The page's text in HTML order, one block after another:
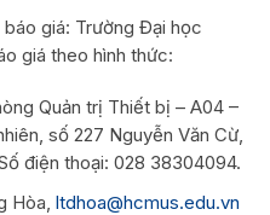
giá: Trường Đại học
giá theo hình thức:
Quản trị Thiết bị – A04 –
số 227 Nguyễn Văn Cừ,
điện thoại: 028 38304094.
Hòa, ltdhoa@hcmus.edu.vn